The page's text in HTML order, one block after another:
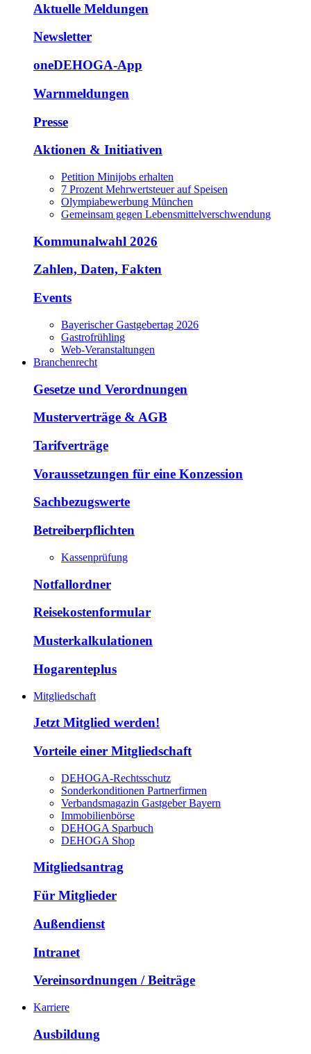
Aktuelle Meldungen
Newsletter
oneDEHOGA-App
Warnmeldungen
Presse
Aktionen & Initiativen
Petition Minijobs erhalten
7 Prozent Mehrwertsteuer auf Speisen
Olympiabewerbung München
Gemeinsam gegen Lebensmittelverschwendung
Kommunalwahl 2026
Zahlen, Daten, Fakten
Events
Bayerischer Gastgebertag 2026
Gastrofrühling
Web-Veranstaltungen
Branchenrecht
Gesetze und Verordnungen
Musterverträge & AGB
Tarifverträge
Voraussetzungen für eine Konzession
Sachbezugswerte
Betreiberpflichten
Kassenprüfung
Notfallordner
Reisekostenformular
Musterkalkulationen
Hogarenteplus
Mitgliedschaft
Jetzt Mitglied werden!
Vorteile einer Mitgliedschaft
DEHOGA-Rechtsschutz
Sonderkonditionen Partnerfirmen
Verbandsmagazin Gastgeber Bayern
Immobilienbörse
DEHOGA Sparbuch
DEHOGA Shop
Mitgliedsantrag
Für Mitglieder
Außendienst
Intranet
Vereinsordnungen / Beiträge
Karriere
Ausbildung